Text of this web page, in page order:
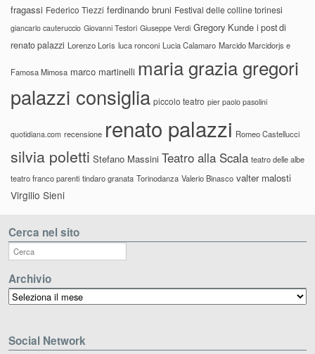
fragassi Federico Tiezzi ferdinando bruni Festival delle colline torinesi
giancarlo cauteruccio Giovanni Testori Giuseppe Verdi Gregory Kunde i post di
renato palazzi Lorenzo Loris luca ronconi Lucia Calamaro Marcido Marcidorjs e
Famosa Mimosa marco martinelli maria grazia gregori
palazzi consiglia piccolo teatro pier paolo pasolini
quotidiana.com recensione renato palazzi Romeo Castellucci
silvia poletti Stefano Massini Teatro alla Scala teatro delle albe
teatro franco parenti tindaro granata Torinodanza Valerio Binasco valter malosti
Virgilio Sieni
Cerca nel sito
Archivio
Archivio
Social Network